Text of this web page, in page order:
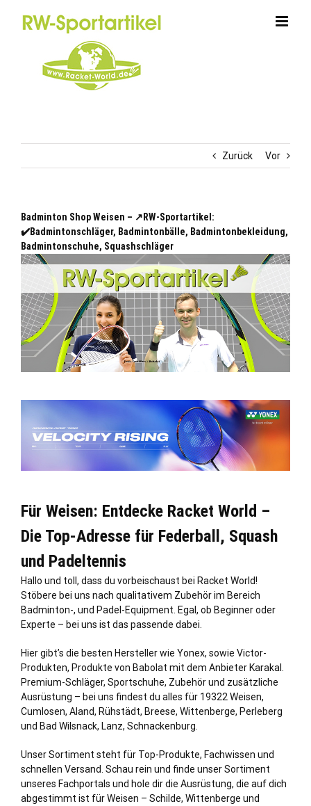
Zurück Vor
Badminton Shop Weisen – ↗️RW-Sportartikel:
✔️Badmintonschläger, Badmintonbälle, Badmintonbekleidung,
Badmintonschuhe, Squashschläger
Für Weisen: Entdecke Racket World –
Die Top-Adresse für Federball, Squash
und Padeltennis
Hallo und toll, dass du vorbeischaust bei Racket World!
Stöbere bei uns nach qualitativem Zubehör im Bereich
Badminton-, und Padel-Equipment. Egal, ob Beginner oder
Experte – bei uns ist das passende dabei.
Hier gibt’s die besten Hersteller wie Yonex, sowie Victor-
Produkten, Produkte von Babolat mit dem Anbieter Karakal.
Premium-Schläger, Sportschuhe, Zubehör und zusätzliche
Ausrüstung – bei uns findest du alles für 19322 Weisen,
Cumlosen, Aland, Rühstädt, Breese, Wittenberge, Perleberg
und Bad Wilsnack, Lanz, Schnackenburg
Unser Sortiment steht für Top-Produkte, Fachwissen und
schnellen Versand. Schau rein und finde unser Sortiment
unseres Fachportals und hole dir die Ausrüstung, die auf dich
abgestimmt ist für Weisen – Schilde, Wittenberge und